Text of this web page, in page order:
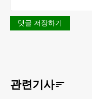
댓글 저장하기
관련기사